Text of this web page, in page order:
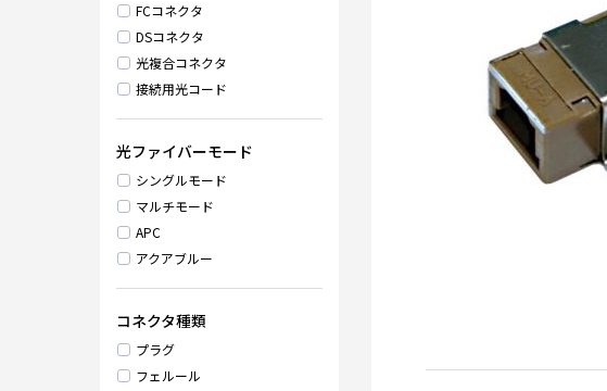
FCコネクタ
DSコネクタ
光複合コネクタ
接続用光コード
光ファイバーモード
シングルモード
マルチモード
APC
アクアブルー
コネクタ種類
プラグ
フェルール